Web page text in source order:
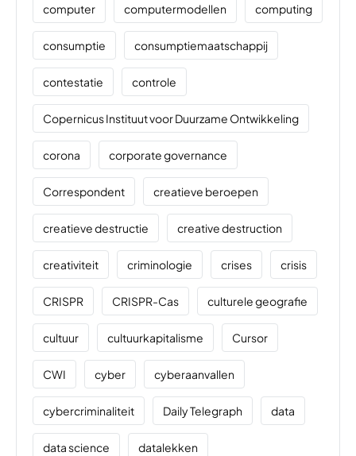
computer computermodellen computing
consumptie consumptiemaatschappij
contestatie controle
Copernicus Instituut voor Duurzame Ontwikkeling
corona corporate governance
Correspondent creatieve beroepen
creatieve destructie creative destruction
creativiteit criminologie crises crisis
CRISPR CRISPR-Cas culturele geografie
cultuur cultuurkapitalisme Cursor
CWI cyber cyberaanvallen
cybercriminaliteit Daily Telegraph data
data science datalekken